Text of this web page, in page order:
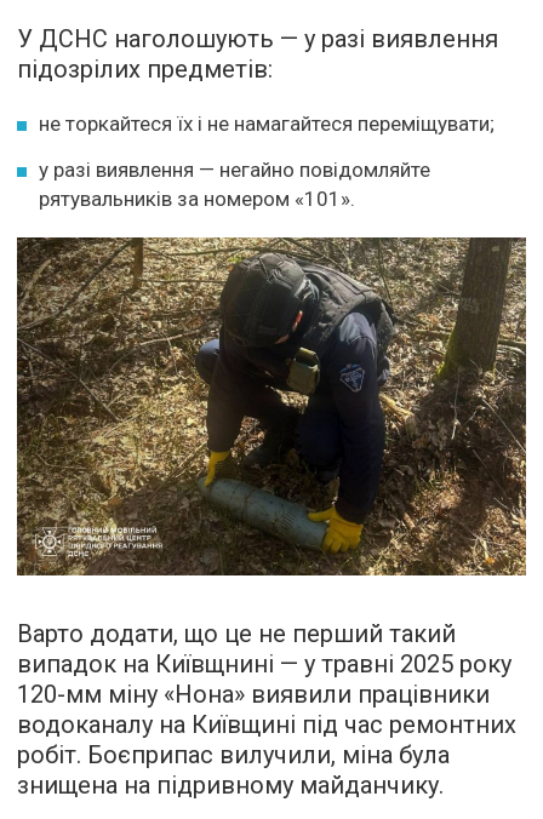
У ДСНС наголошують — у разі виявлення
підозрілих предметів:
не торкайтеся їх і не намагайтеся переміщувати;
у разі виявлення — негайно повідомляйте
рятувальників за номером «101».
Варто додати, що це не перший такий
випадок на Київщнині — у травні 2025 року
120-мм міну «Нона» виявили працівники
водоканалу на Київщині під час ремонтних
робіт. Боєприпас вилучили, міна була
знищена на підривному майданчику.